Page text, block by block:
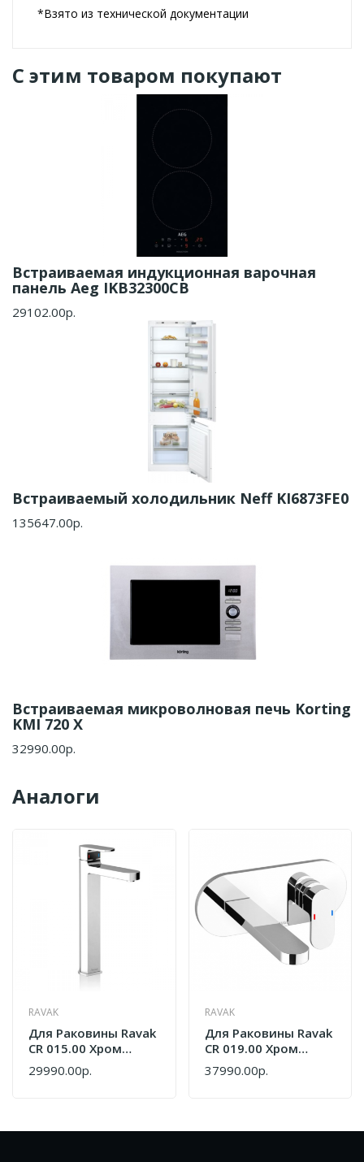
*Взято из технической документации
С этим товаром покупают
Встраиваемая индукционная варочная
панель Aeg IKB32300CB
29102.00р.
Встраиваемый холодильник Neff KI6873FE0
135647.00р.
Встраиваемая микроволновая печь Korting
KMI 720 X
32990.00р.
Аналоги
RAVAK
Для Раковины Ravak
CR 015.00 Хром
X070100
29990.00р.
RAVAK
Для Раковины Ravak
CR 019.00 Хром
X070093
37990.00р.